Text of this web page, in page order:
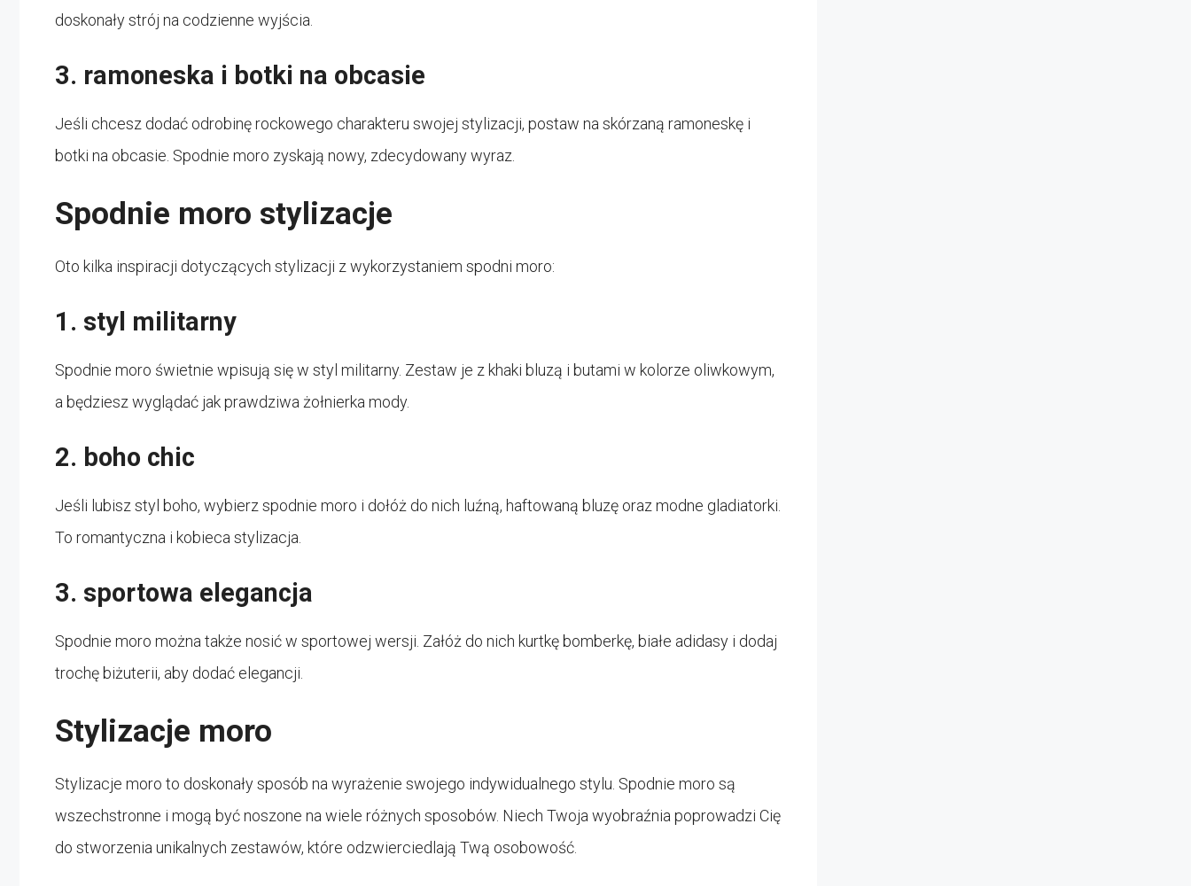
doskonały strój na codzienne wyjścia.
3. ramoneska i botki na obcasie
Jeśli chcesz dodać odrobinę rockowego charakteru swojej stylizacji, postaw na skórzaną ramoneskę i
botki na obcasie. Spodnie moro zyskają nowy, zdecydowany wyraz.
Spodnie moro stylizacje
Oto kilka inspiracji dotyczących stylizacji z wykorzystaniem spodni moro:
1. styl militarny
Spodnie moro świetnie wpisują się w styl militarny. Zestaw je z khaki bluzą i butami w kolorze oliwkowym,
a będziesz wyglądać jak prawdziwa żołnierka mody.
2. boho chic
Jeśli lubisz styl boho, wybierz spodnie moro i dołóż do nich luźną, haftowaną bluzę oraz modne gladiatorki.
To romantyczna i kobieca stylizacja.
3. sportowa elegancja
Spodnie moro można także nosić w sportowej wersji. Załóż do nich kurtkę bomberkę, białe adidasy i dodaj
trochę biżuterii, aby dodać elegancji.
Stylizacje moro
Stylizacje moro to doskonały sposób na wyrażenie swojego indywidualnego stylu. Spodnie moro są
wszechstronne i mogą być noszone na wiele różnych sposobów. Niech Twoja wyobraźnia poprowadzi Cię
do stworzenia unikalnych zestawów, które odzwierciedlają Twą osobowość.